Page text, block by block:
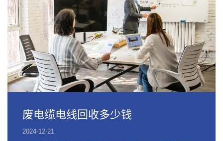
废电缆电线回收多少钱
2024-12-21